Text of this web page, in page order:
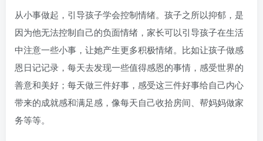
从小事做起，引导孩子学会控制情绪。孩子之所以抑郁，是
因为他无法控制自己的负面情绪，家长可以引导孩子在生活
中注意一些小事，让她产生更多积极情绪。比如让孩子做感
恩日记记录，每天去发现一些值得感恩的事情，感受世界的
善意和美好；每天做三件好事，感受这三件好事给自己内心
带来的成就感和满足感，像每天自己收拾房间、帮妈妈做家
务等等。